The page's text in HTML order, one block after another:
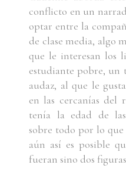
conflicto en un
optar entre la
de clase media, algo
que le interesan los
estudiante pobre,
audaz, al que le
en las cercanías del
tenía la edad de las
sobre todo por lo que
aún así es posible
fueran sino dos